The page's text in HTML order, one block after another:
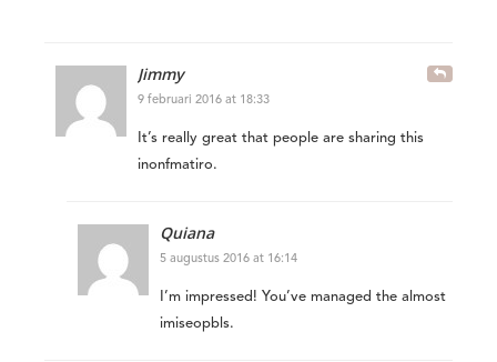
Jimmy
9 februari 2016 at 18:33
It’s really great that people are sharing this
inonfmatiro.
Quiana
5 augustus 2016 at 16:14
I’m impressed! You’ve managed the almost
imiseopbls.